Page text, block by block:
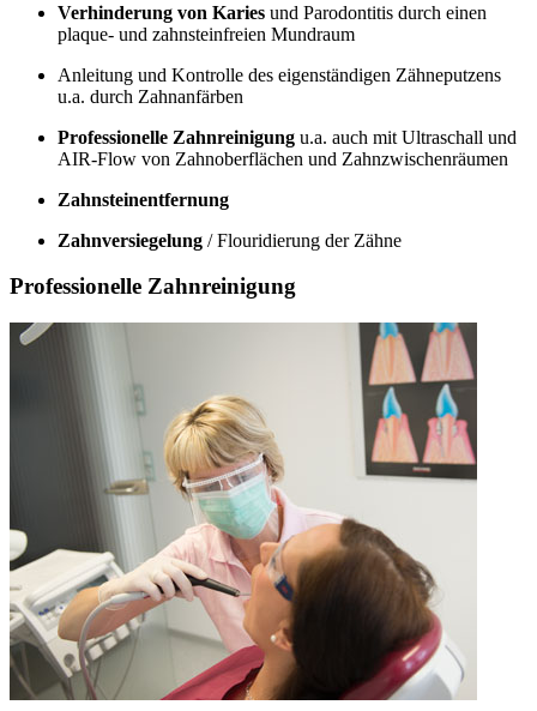
Verhinderung von Karies und Parodontitis durch einen
plaque- und zahnsteinfreien Mundraum
Anleitung und Kontrolle des eigenständigen Zähneputzens
u.a. durch Zahnanfärben
Professionelle Zahnreinigung u.a. auch mit Ultraschall und
AIR-Flow von Zahnoberflächen und Zahnzwischenräumen
Zahnsteinentfernung
Zahnversiegelung / Flouridierung der Zähne
Professionelle Zahnreinigung